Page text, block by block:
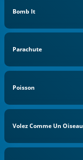
Bomb It
Parachute
Poisson
Volez Comme Un Oiseau